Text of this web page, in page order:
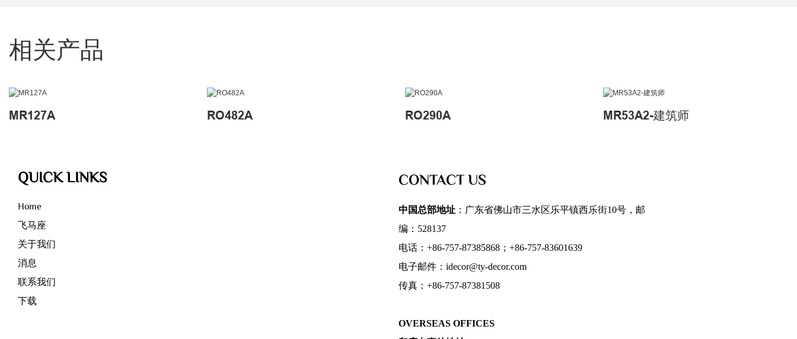
相关产品
MR127A RO482A RO290A MR53A2-建筑师
QUICK LINKS
Home
飞马座
关于我们
消息
联系我们
下载
CONTACT US
中国总部地址 ：广东省佛山市三水区乐平镇西乐街10号，邮
编：528137
电话：+86-757-87385868；+86-757-83601639
电子邮件：idecor@ty-decor.com
传真：+86-757-87381508
OVERSEAS OFFICES